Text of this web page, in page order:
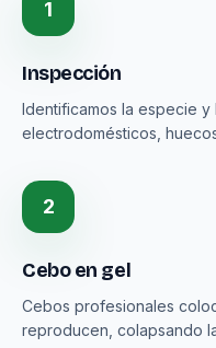
1
Inspección
Identificamos la especie
electrodomésticos,
2
Cebo en gel
Cebos profesionales
reproducen, colapsando